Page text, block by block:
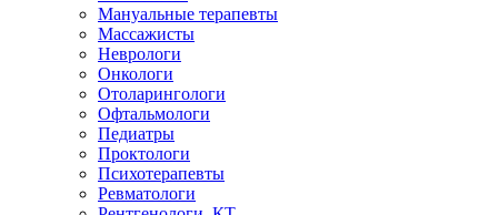
Мануальные терапевты
Массажисты
Неврологи
Онкологи
Отоларингологи
Офтальмологи
Педиатры
Проктологи
Психотерапевты
Ревматологи